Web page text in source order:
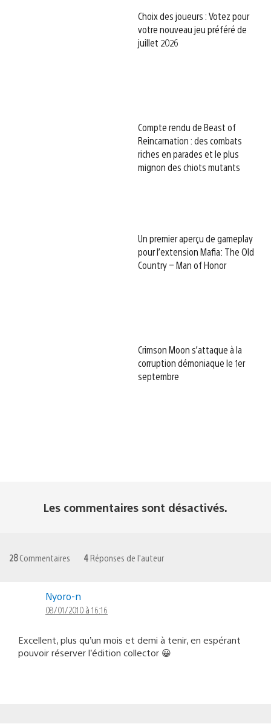
Choix des joueurs : Votez pour
votre nouveau jeu préféré de
juillet 2026
Compte rendu de Beast of
Reincarnation : des combats
riches en parades et le plus
mignon des chiots mutants
Un premier aperçu de gameplay
pour l’extension Mafia: The Old
Country – Man of Honor
Crimson Moon s’attaque à la
corruption démoniaque le 1er
septembre
Les commentaires sont désactivés.
28Commentaires 4 Réponses de l'auteur
Nyoro-n
08/01/2010 à 16:16
Excellent, plus qu’un mois et demi à tenir, en espérant
pouvoir réserver l’édition collector 😀